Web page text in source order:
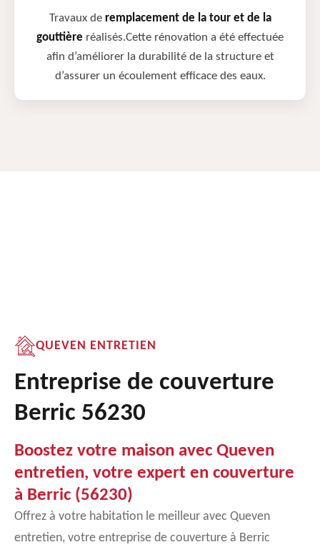
Travaux de remplacement de la tour et de la
gouttière réalisés.Cette rénovation a été effectuée
afin d’améliorer la durabilité de la structure et
d’assurer un écoulement efficace des eaux.
QUEVEN ENTRETIEN
Entreprise de couverture
Berric 56230
Boostez votre maison avec Queven
entretien, votre expert en couverture
à Berric (56230)
Offrez à votre habitation le meilleur avec Queven
entretien, votre entreprise de couverture à Berric